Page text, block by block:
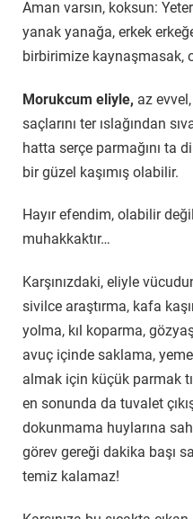
Aman varsın, koksun:
yanak yanağa, erkek
birbirimize kaynaşmasak,
Morukcum eliyle, az
saçlarını ter ıslağından
hatta serçe parmağını ta
bir güzel kaşımış olabilir.
Hayır efendim, olabilir
muhakkaktır…
Karşınızdaki, eliyle
sivilce araştırma, kafa
yolma, kıl koparma,
avuç içinde saklama,
almak için küçük parmak
en sonunda da tuvalet
dokunmama huylarına
görev gereği dakika başı
temiz kalamaz!